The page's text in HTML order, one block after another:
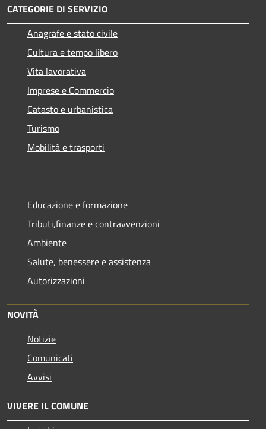
CATEGORIE DI SERVIZIO
Anagrafe e stato civile
Cultura e tempo libero
Vita lavorativa
Imprese e Commercio
Catasto e urbanistica
Turismo
Mobilità e trasporti
Educazione e formazione
Tributi,finanze e contravvenzioni
Ambiente
Salute, benessere e assistenza
Autorizzazioni
NOVITÀ
Notizie
Comunicati
Avvisi
VIVERE IL COMUNE